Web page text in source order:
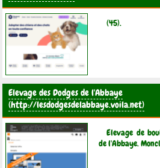
(45).
Elevage des Dodges de l'Abbaye
Elevage de
de l'Abbaye.